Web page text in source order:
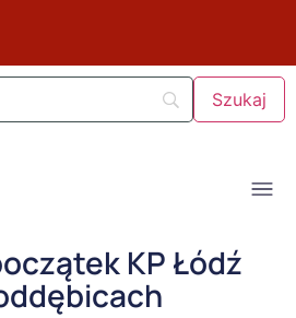
KP Łódź